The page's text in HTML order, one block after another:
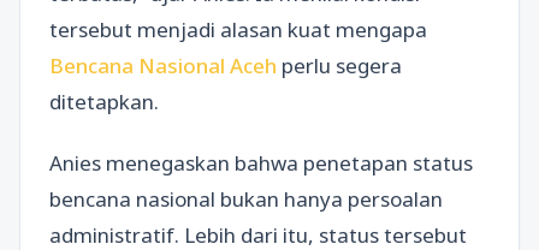
tersebut menjadi alasan kuat mengapa
Bencana Nasional Aceh perlu segera
ditetapkan.
Anies menegaskan bahwa penetapan status
bencana nasional bukan hanya persoalan
administratif. Lebih dari itu, status tersebut